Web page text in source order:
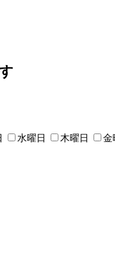
水曜日 木曜日 金